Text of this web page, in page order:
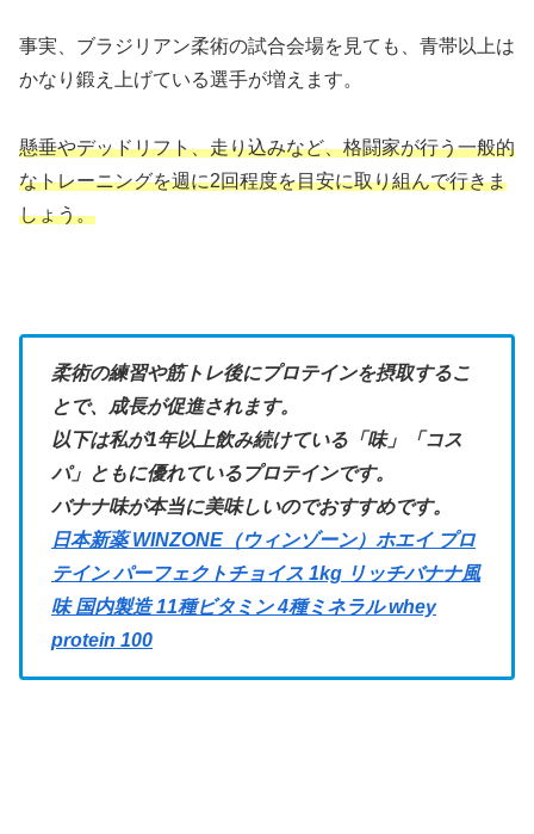
事実、ブラジリアン柔術の試合会場を見ても、青帯以上は
かなり鍛え上げている選手が増えます。
懸垂やデッドリフト、走り込みなど、格闘家が行う一般的
なトレーニングを週に2回程度を目安に取り組んで行きま
しょう。
柔術の練習や筋トレ後にプロテインを摂取するこ
とで、成長が促進されます。
以下は私が1年以上飲み続けている「味」「コス
パ」ともに優れているプロテインです。
バナナ味が本当に美味しいのでおすすめです。
日本新薬 WINZONE（ウィンゾーン）ホエイ プロ
テイン パーフェクトチョイス 1kg リッチバナナ風
味 国内製造 11種ビタミン 4種ミネラル whey
protein 100